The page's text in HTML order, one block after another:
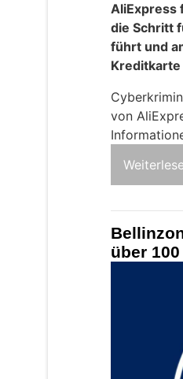
AliExpress
die Schritt
führt und
von
über